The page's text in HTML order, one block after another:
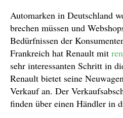
Automarken in Deutschland
brechen müssen und
Bedürfnissen der
Frankreich hat Renault mit
sehr interessanten Schritt in
Renault bietet seine
Verkauf an. Der
finden über einen Händler in